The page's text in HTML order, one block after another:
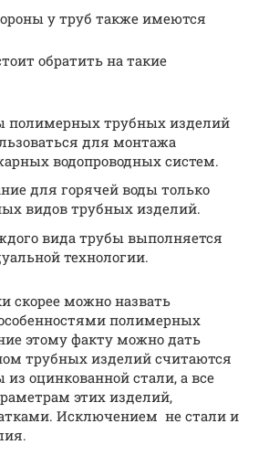
у труб также имеются
обратить на такие
полимерных трубных изделий
для монтажа
водопроводных систем.
для горячей воды только
видов трубных изделий.
вида трубы выполняется
технологии.
скорее можно назвать
полимерных
этому факту можно дать
трубных изделий считаются
оцинкованной стали, а все
этих изделий,
Исключением не стали и